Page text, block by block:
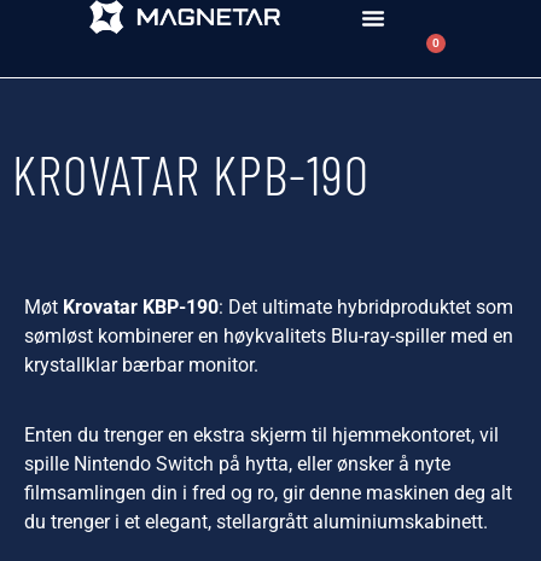
0
KROVATAR KPB-190
Møt Krovatar KBP-190: Det ultimate hybridproduktet som
sømløst kombinerer en høykvalitets Blu-ray-spiller med en
krystallklar bærbar monitor.
Enten du trenger en ekstra skjerm til hjemmekontoret, vil
spille Nintendo Switch på hytta, eller ønsker å nyte
filmsamlingen din i fred og ro, gir denne maskinen deg alt
du trenger i et elegant, stellargrått aluminiumskabinett.